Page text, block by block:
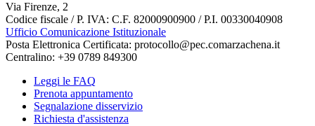
Via Firenze, 2
Codice fiscale / P. IVA: C.F. 82000900900 / P.I. 00330040908
Ufficio Comunicazione Istituzionale
Posta Elettronica Certificata: protocollo@pec.comarzachena.it
Centralino: +39 0789 849300
Leggi le FAQ
Prenota appuntamento
Segnalazione disservizio
Richiesta d'assistenza